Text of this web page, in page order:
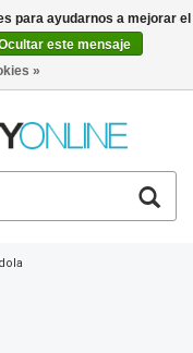
Español €
para ayudarnos a mejorar el
este mensaje
»